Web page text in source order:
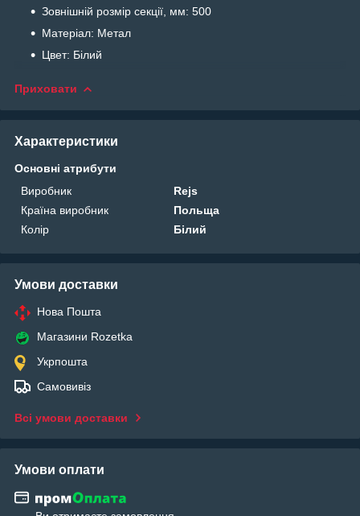
Зовнішній розмір секції, мм: 500
Матеріал: Метал
Цвет: Білий
Приховати
Характеристики
Основні атрибути
Виробник
Rejs
Країна виробник
Польща
Колір
Білий
Умови доставки
Нова Пошта
Магазини Rozetka
Укрпошта
Самовивіз
Всі умови доставки
Умови оплати